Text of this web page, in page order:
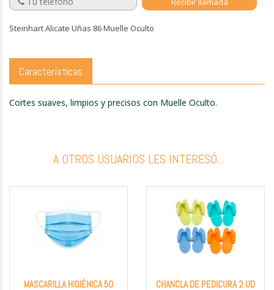
Steinhart Alicate Uñas 86 Muelle Oculto
Características
Cortes suaves, limpios y precisos con Muelle Oculto.
A OTROS USUARIOS LES INTERESÓ...
MASCARILLA HIGIÉNICA 50
CHANCLA DE PEDICURA 2 UD